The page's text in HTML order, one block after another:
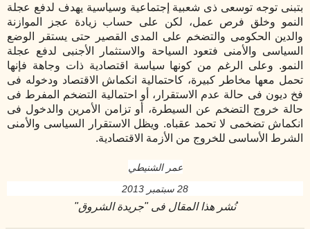
بتبنى توجه توسعى ذى شعبية إجتماعية وسياسية يهدف لدفع عجلة
النمو وخلق فرص عمل، لكن على حساب زيادة عجز الموازنة
والدين الحكومى والتضخم على المدى القصير حتى يستقر الوضع
السياسى والأمنى فتعود السياحة والاستثمار الأجنبى لدفع عجلة
النمو. وعلى الرغم من كونها سياسة اقتصادية ذات وجاهة فإنها
تحمل معها مخاطر كبيرة، كاحتمالية انكماش الاقتصاد ودخوله فى
فخ ديون فى حالة عدم الاستقرار، أو احتمالية التضخم المفرط فى
حالة خروج التضخم عن السيطرة، أو تزامن الأمرين والدخول فى
انكماش تضخمى لا تحمد عقباه. ويظل الاستقرار السياسى والأمنى
الشرط الأساسى للخروج من الأزمة الاقتصادية.
عمر الشنيطي
28 سبتمبر
2013
نُشر هذا المقال فى "جريدة الشروق"